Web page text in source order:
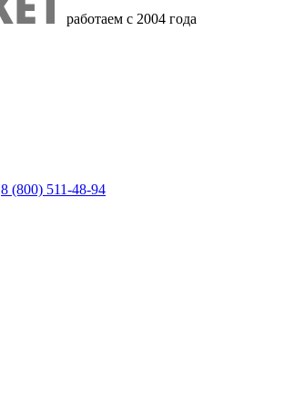
работаем с 2004 года
8 (800) 511-48-94